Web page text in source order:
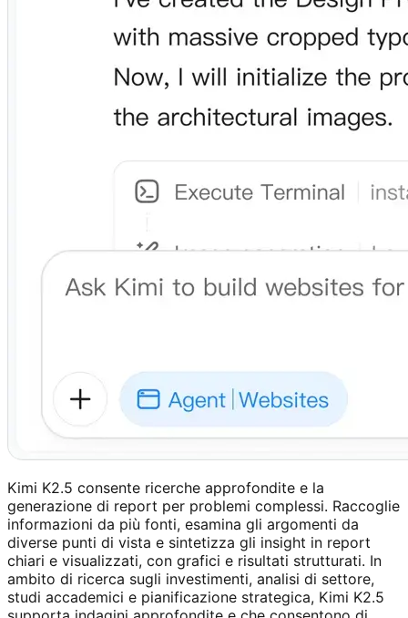
Kimi K2.5 consente ricerche approfondite e la
generazione di report per problemi complessi. Raccoglie
informazioni da più fonti, esamina gli argomenti da
diverse punti di vista e sintetizza gli insight in report
chiari e visualizzati, con grafici e risultati strutturati. In
ambito di ricerca sugli investimenti, analisi di settore,
studi accademici e pianificazione strategica, Kimi K2.5